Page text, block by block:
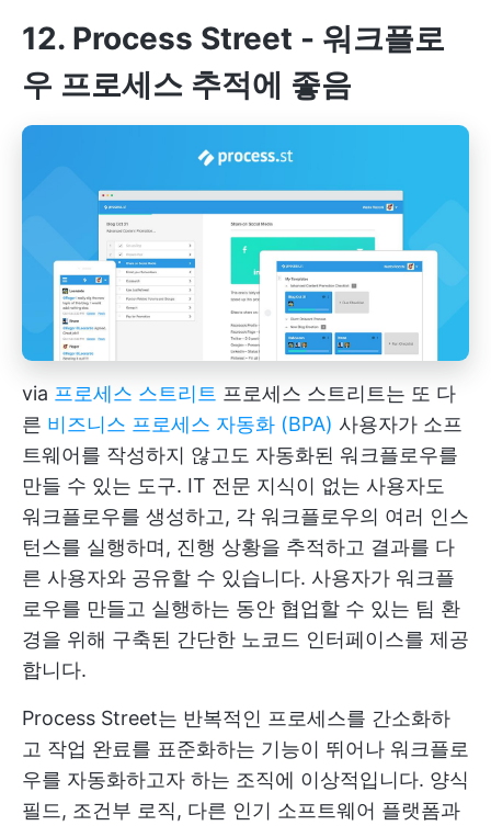
12. Process Street - 워크플로
우 프로세스 추적에 좋음
via 프로세스 스트리트 프로세스 스트리트는 또 다
른 비즈니스 프로세스 자동화 (BPA) 사용자가 소프
트웨어를 작성하지 않고도 자동화된 워크플로우를
만들 수 있는 도구. IT 전문 지식이 없는 사용자도
워크플로우를 생성하고, 각 워크플로우의 여러 인스
턴스를 실행하며, 진행 상황을 추적하고 결과를 다
른 사용자와 공유할 수 있습니다. 사용자가 워크플
로우를 만들고 실행하는 동안 협업할 수 있는 팀 환
경을 위해 구축된 간단한 노코드 인터페이스를 제공
합니다.
Process Street는 반복적인 프로세스를 간소화하
고 작업 완료를 표준화하는 기능이 뛰어나 워크플로
우를 자동화하고자 하는 조직에 이상적입니다. 양식
필드, 조건부 로직, 다른 인기 소프트웨어 플랫폼과